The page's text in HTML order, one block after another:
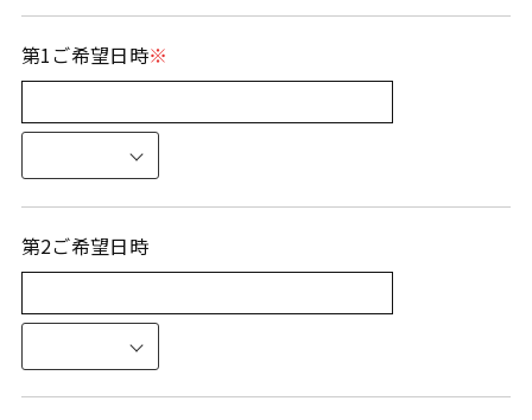
第1ご希望日時
第2ご希望日時